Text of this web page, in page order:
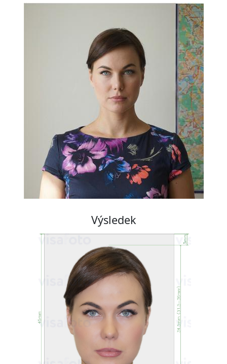
Výsledek